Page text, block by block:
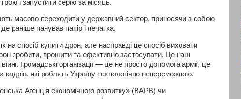
і запустити серію за місяць.
масово переходити у державний сектор, приносячи з собою
раніше панував папір і печатка.
на спосіб купити дрон, але насправді це спосіб виховати
зробити, прошити та ефективно застосувати. Це наш
Громадські організації — це не просто допомога армії, це
які роблять Україну технологічно непереможною.
Агенція економічного розвитку» (ВАРВ) чи